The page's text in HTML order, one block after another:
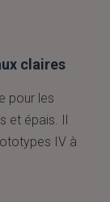
claires
pour les
et épais. Il
IV à